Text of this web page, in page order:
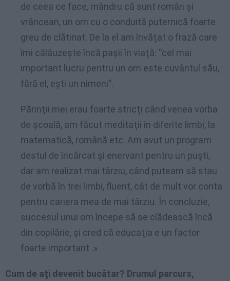
de ceea ce face, mândru că sunt român şi
vrâncean, un om cu o conduită puternică foarte
greu de clătinat. De la el am învăţat o frază care
îmi călăuzeşte încă paşii în viaţă: “cel mai
important lucru pentru un om este cuvântul său,
fără el, eşti un nimeni“.
Părinţii mei erau foarte stricţi când venea vorba
de şcoală, am făcut meditaţii în diferite limbi, la
matematică, română etc. Am avut un program
destul de încărcat şi enervant pentru un puşti,
dar am realizat mai târziu, când puteam să stau
de vorbă în trei limbi, fluent, cât de mult vor conta
pentru cariera mea de mai târziu. În concluzie,
succesul unui om începe să se clădească încă
din copilărie, şi cred că educaţia e un factor
foarte important .»
Cum de aţi devenit bucătar? Drumul parcurs,